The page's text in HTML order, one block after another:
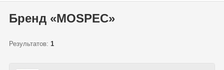
Бренд «MOSPEC»
Результатов: 1